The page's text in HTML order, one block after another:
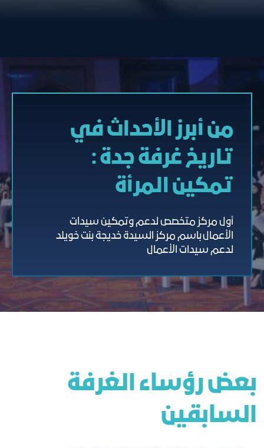
من أبرز الأحداث في
تاريخ غرفة جدة :
تمكين المرأة
أول مركز متخصص لدعم وتمكين سيدات
الأعمال باسم مركز السيدة خديجة بنت خويلد
لدعم سيدات الأعمال
ﺑﻌﺾ رؤﺳﺎء اﻟﻐﺮﻓﺔ
اﻟﺴﺎﺑﻘﻴﻦ